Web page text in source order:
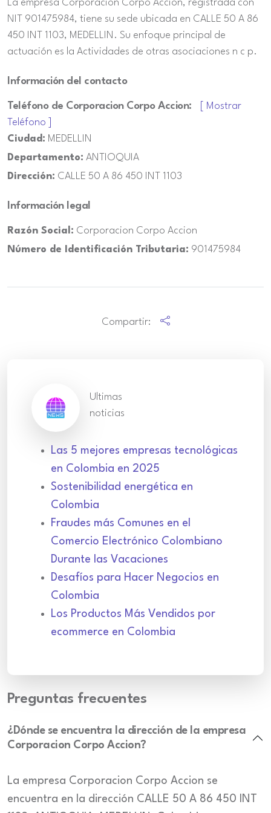
La empresa Corporacion Corpo Accion, registrada con
NIT 901475984, tiene su sede ubicada en CALLE 50 A 86
450 INT 1103, MEDELLIN. Su enfoque principal de
actuación es la Actividades de otras asociaciones n c p.
Información del contacto
Teléfono de Corporacion Corpo Accion:
[ Mostrar
Teléfono ]
Ciudad: MEDELLIN
Departamento: ANTIOQUIA
Dirección: CALLE 50 A 86 450 INT 1103
Información legal
Razón Social: Corporacion Corpo Accion
Número de Identificación Tributaria: 901475984
Compartir:
Ultimas
noticias
Las 5 mejores empresas tecnológicas
en Colombia en 2025
Sostenibilidad energética en
Colombia
Fraudes más Comunes en el
Comercio Electrónico Colombiano
Durante las Vacaciones
Desafíos para Hacer Negocios en
Colombia
Los Productos Más Vendidos por
ecommerce en Colombia
Preguntas frecuentes
¿Dónde se encuentra la dirección de la empresa
Corporacion Corpo Accion?
La empresa Corporacion Corpo Accion se
encuentra en la dirección CALLE 50 A 86 450 INT